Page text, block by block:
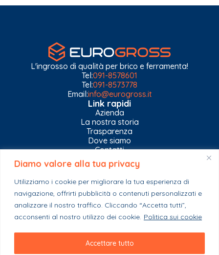
Diamo valore alla tua privacy
Utilizziamo i cookie per migliorare la tua esperienza di
navigazione, offrirti pubblicità o contenuti personalizzati e
analizzare il nostro traffico. Cliccando “Accetta tutti”,
acconsenti al nostro utilizzo dei cookie. Politica sui cookie
Accettare tutto
L'ingrosso di qualità per brico e ferramenta!
Tel:091-8578601
Tel:091-8573778
Email:info@eurogross.it
Link rapidi
Azienda
La nostra storia
Trasparenza
Dove siamo
Contatti
Privacy Policy
Gestisci impostazioni Cookies
Esplora il catalogo
Casa
Ferramenta & Co.
Giardino e agricoltura
Stagionali